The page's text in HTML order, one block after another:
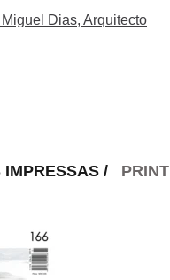
Dias, Arquitecto
/ PRINT